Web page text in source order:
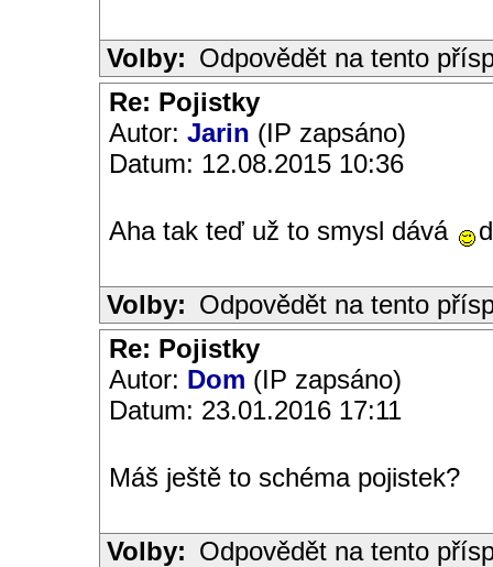
Volby: Odpovědět na tento
Re: Pojistky
Autor: Jarin (IP zapsáno)
Datum: 12.08.2015 10:36
Aha tak teď už to smysl dává
Volby: Odpovědět na tento
Re: Pojistky
Autor: Dom (IP zapsáno)
Datum: 23.01.2016 17:11
Máš ještě to schéma pojistek?
Volby: Odpovědět na tento